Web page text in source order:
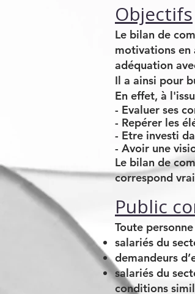
Objectifs
Le bilan de
motivations en
adéquation
Il a ainsi pour
En effet, à
- Evaluer ses
- Repérer les
- Etre investi
- Avoir une
Le bilan de
correspond
Public
Toute
salariés du
demandeurs
salariés du
conditions